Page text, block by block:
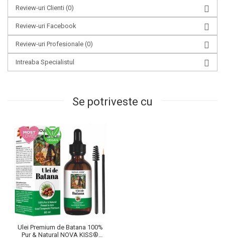
Review-uri Clienti (0)
Review-uri Facebook
Review-uri Profesionale (0)
Intreaba Specialistul
Se potriveste cu
Ulei Premium de Batana 100%
Pur & Natural NOVA KISS®